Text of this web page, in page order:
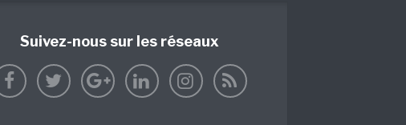
Suivez-nous sur les réseaux